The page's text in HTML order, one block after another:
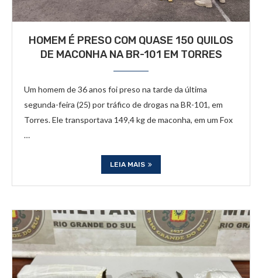
HOMEM É PRESO COM QUASE 150 QUILOS
DE MACONHA NA BR-101 EM TORRES
Um homem de 36 anos foi preso na tarde da última
segunda-feira (25) por tráfico de drogas na BR-101, em
Torres. Ele transportava 149,4 kg de maconha, em um Fox
…
LEIA MAIS